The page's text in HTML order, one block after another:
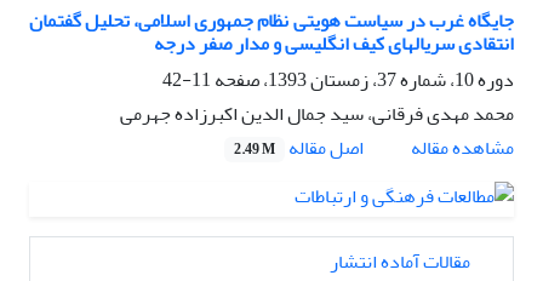
جایگاه غرب در سیاست هویتی نظام جمهوری اسلامی، تحلیل گفتمان
انتقادی سریالهای کیف انگلیسی و مدار صفر درجه
دوره 10، شماره 37، زمستان 1393، صفحه
11-42
محمد مهدی فرقانی، سید جمال الدین اکبرزاده جهرمی
مشاهده مقاله
اصل مقاله 2.49 M
مقالات آماده انتشار